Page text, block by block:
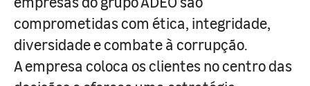
comprometidas com ética, integridade,
diversidade e combate à corrupção.
A empresa coloca os clientes no centro das